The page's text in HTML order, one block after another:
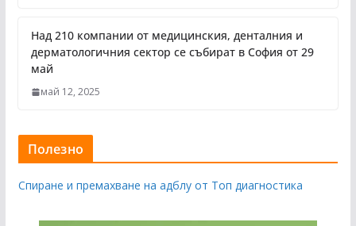
Над 210 компании от медицинския, денталния и
дерматологичния сектор се събират в София от 29
май
май 12, 2025
Полезно
Спиране и премахване на адблу от Топ диагностика